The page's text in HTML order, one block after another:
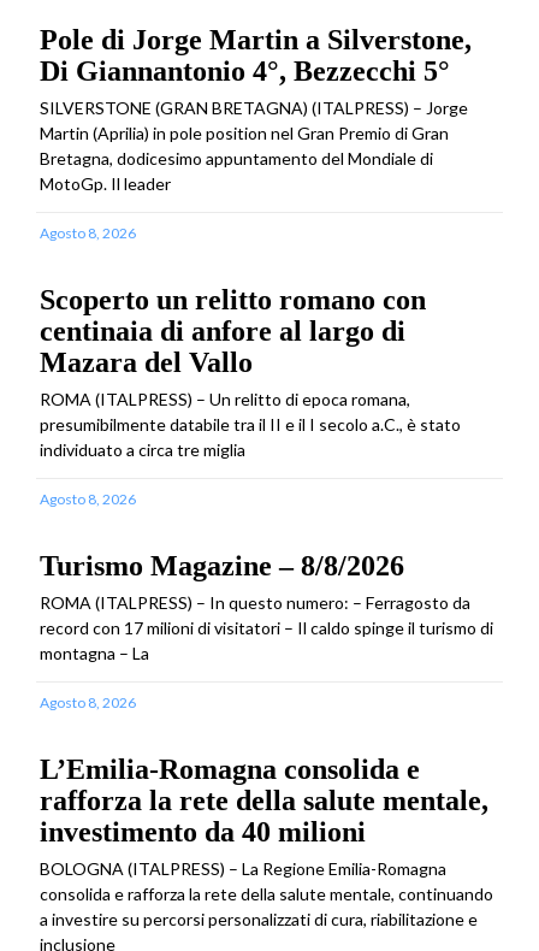
Pole di Jorge Martin a Silverstone,
Di Giannantonio 4°, Bezzecchi 5°
SILVERSTONE (GRAN BRETAGNA) (ITALPRESS) – Jorge
Martin (Aprilia) in pole position nel Gran Premio di Gran
Bretagna, dodicesimo appuntamento del Mondiale di
MotoGp. Il leader
Agosto 8, 2026
Scoperto un relitto romano con
centinaia di anfore al largo di
Mazara del Vallo
ROMA (ITALPRESS) – Un relitto di epoca romana,
presumibilmente databile tra il II e il I secolo a.C., è stato
individuato a circa tre miglia
Agosto 8, 2026
Turismo Magazine – 8/8/2026
ROMA (ITALPRESS) – In questo numero: – Ferragosto da
record con 17 milioni di visitatori – Il caldo spinge il turismo di
montagna – La
Agosto 8, 2026
L’Emilia-Romagna consolida e
rafforza la rete della salute mentale,
investimento da 40 milioni
BOLOGNA (ITALPRESS) – La Regione Emilia-Romagna
consolida e rafforza la rete della salute mentale, continuando
a investire su percorsi personalizzati di cura, riabilitazione e
inclusione